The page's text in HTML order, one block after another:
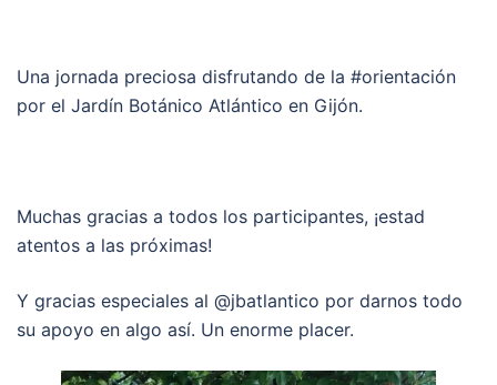
Una jornada preciosa disfrutando de la #orientación
por el Jardín Botánico Atlántico en Gijón.
Muchas gracias a todos los participantes, ¡estad
atentos a las próximas!
Y gracias especiales al @jbatlantico por darnos todo
su apoyo en algo así. Un enorme placer.